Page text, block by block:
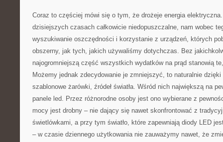
Coraz to częściej mówi się o tym, że drożeje energia
dzisiejszych czasach całkowicie niedopuszczalne, nam wobec
wyszukiwanie oszczędności i korzystanie z urządzeń, których
obszerny, jak tych, jakich używaliśmy dotychczas. Bez
najogromniejszą część wszystkich wydatków na prąd stanowią
Możemy jednak zdecydowanie je zmniejszyć, to naturalnie
szablonowe żarówki, źródeł światła. Wśród nich największą na
panele led. Przez różnorodne osoby jest ono wybierane z
mocy jest drobny – nie dający się nawet skonfrontować z
świetlówkami, a przy tym światło, które zapewniają diody LED
– w czasie dziennego użytkowania nie zauważymy nawet, że